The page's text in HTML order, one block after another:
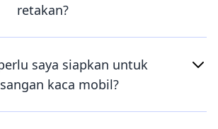
retakan?
saya siapkan untuk
kaca mobil?